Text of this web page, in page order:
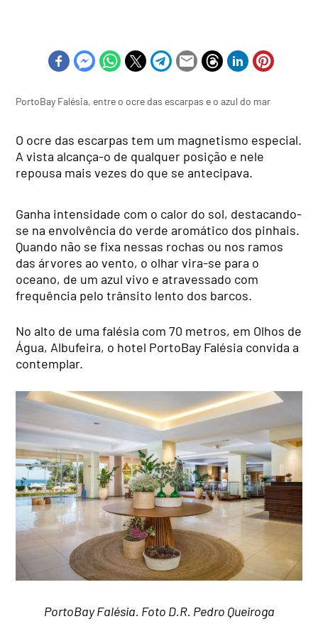
PortoBay Falésia, entre o ocre das escarpas e o azul do mar
O ocre das escarpas tem um magnetismo especial.
A vista alcança-o de qualquer posição e nele
repousa mais vezes do que se antecipava.
Ganha intensidade com o calor do sol, destacando-
se na envolvência do verde aromático dos pinhais.
Quando não se fixa nessas rochas ou nos ramos
das árvores ao vento, o olhar vira-se para o
oceano, de um azul vivo e atravessado com
frequência pelo trânsito lento dos barcos.
No alto de uma falésia com 70 metros, em Olhos de
Água, Albufeira, o hotel PortoBay Falésia convida a
contemplar.
PortoBay Falésia. Foto D.R. Pedro Queiroga